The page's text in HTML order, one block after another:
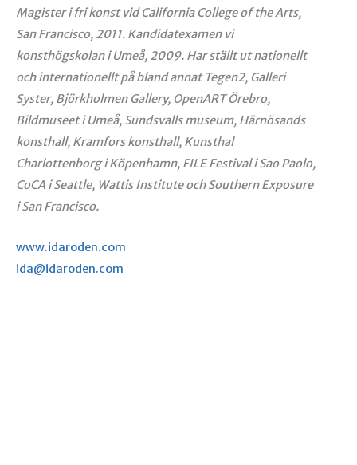
Magister i fri konst vid California College of the Arts,
San Francisco, 2011. Kandidatexamen vi
konsthögskolan i Umeå, 2009. Har ställt ut nationellt
och internationellt på bland annat Tegen2, Galleri
Syster, Björkholmen Gallery, OpenART Örebro,
Bildmuseet i Umeå, Sundsvalls museum, Härnösands
konsthall, Kramfors konsthall, Kunsthal
Charlottenborg i Köpenhamn, FILE Festival i Sao Paolo,
CoCA i Seattle, Wattis Institute och Southern Exposure
i San Francisco.
www.idaroden.com
ida@idaroden.com